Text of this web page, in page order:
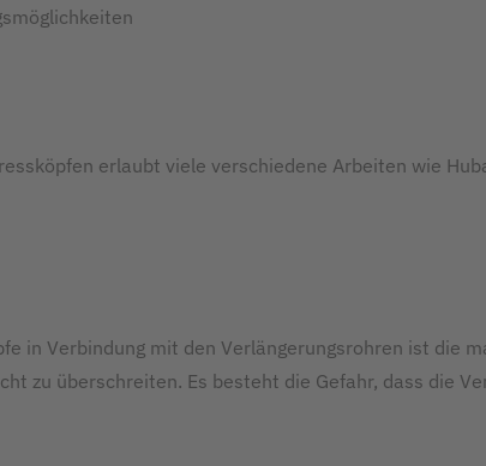
erlaubt viele verschiedene Arbeiten wie
in Verbindung mit den Verlängerungsrohren ist die
zu überschreiten. Es besteht die Gefahr, dass die